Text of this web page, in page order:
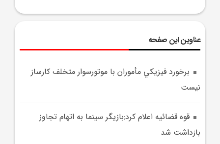
عناوین این صفحه
برخورد فيزيکي مأموران با موتورسوار متخلف کارساز
نيست
قوه قضائيه اعلام کرد:بازيگر سينما به اتهام تجاوز
بازداشت شد